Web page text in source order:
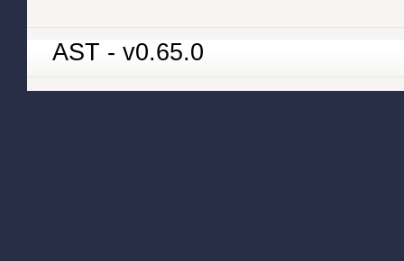
AST - v0.65.0